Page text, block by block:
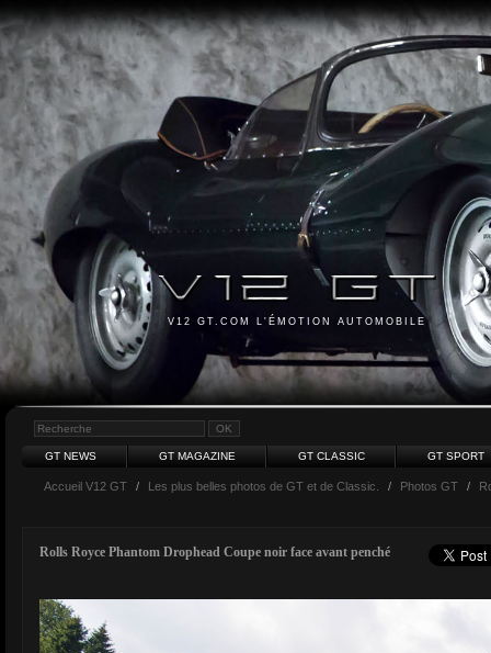
V12 GT.COM L'ÉMOTION AUTOMOBILE
GT NEWS GT MAGAZINE GT CLASSIC GT SPORT
Accueil V12 GT / Les plus belles photos de GT et de Classic. / Photos GT /
Rolls Royce Phantom Drophead Coupe noir face avant penché